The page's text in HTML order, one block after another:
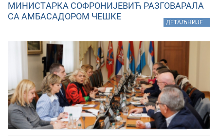
МИНИСТAРКА СОФРОНИЈЕВИЋ РАЗГОВАРАЛА
СА АМБАСАДОРОМ ЧЕШКЕ
ДЕТАЉНИЈЕ